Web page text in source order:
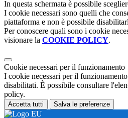
In questa schermata è possibile
I cookie necessari sono quelli che
piattaforma e non è possibile
Per conoscere quali sono i cookie
visionare la COOKIE POLICY.
Cookie necessari per il funzionamento
I cookie necessari per il
disabilitati. È possibile consultare
policy.
Accetta tutti Salva le preferenze